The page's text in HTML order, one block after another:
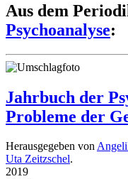
Aus dem
Psychoanalyse:
Jahrbuch der
Probleme der
Herausgegeben von
Uta Zeitzschel.
2019